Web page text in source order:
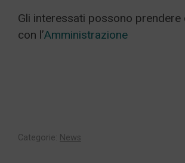
Gli interessati possono prendere
con l’Amministrazione
Categorie: News